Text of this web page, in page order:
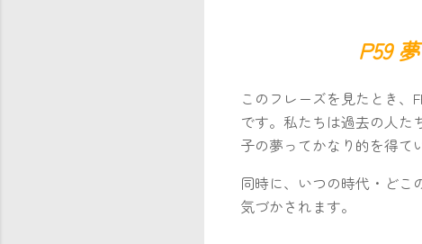
P59
このフレーズを見たとき
です。私たちは過去の人た
子の夢ってかなり的を得て
同時に、いつの時代・どこ
気づかされます。